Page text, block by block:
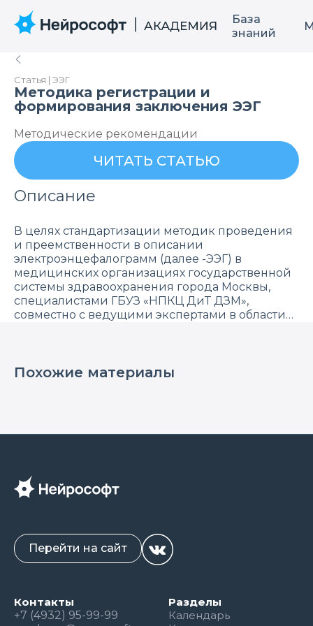
База
знаний
Статья | ЭЭГ
Методика регистрации и
формирования заключения ЭЭГ
Методические рекомендации
ЧИТАТЬ СТАТЬЮ
Описание
В целях стандартизации методик проведения
и преемственности в описании
электроэнцефалограмм (далее -ЭЭГ) в
медицинских организациях государственной
системы здравоохранения города Москвы,
специалистами ГБУЗ «НПКЦ ДиТ ДЗМ»,
совместно с ведущими экспертами в области
ЭЭГ.
Похожие материалы
Контакты
+7 (4932) 95-99-99
Разделы
Календарь
Перейти на сайт